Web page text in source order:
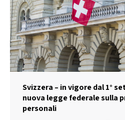
Svizzera – in vigore dal 1°
nuova legge federale sulla
personali